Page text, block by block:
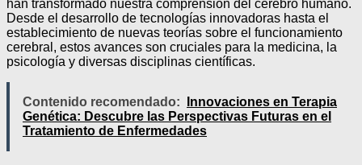
han transformado nuestra comprensión del cerebro humano.
Desde el desarrollo de tecnologías innovadoras hasta el
establecimiento de nuevas teorías sobre el funcionamiento
cerebral, estos avances son cruciales para la medicina, la
psicología y diversas disciplinas científicas.
Contenido recomendado:
Innovaciones en Terapia
Genética: Descubre las Perspectivas Futuras en el
Tratamiento de Enfermedades